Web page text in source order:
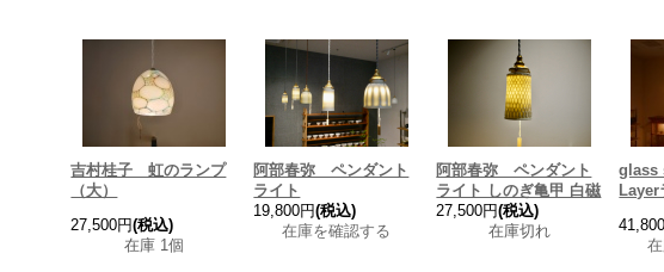
吉村桂子 虹のランプ
（大）
27,500円(税込)
在庫 1個
阿部春弥 ペンダント
ライト
19,800円(税込)
在庫を確認する
阿部春弥 ペンダント
ライト しのぎ亀甲 白磁
27,500円(税込)
在庫切れ
glass
Layer